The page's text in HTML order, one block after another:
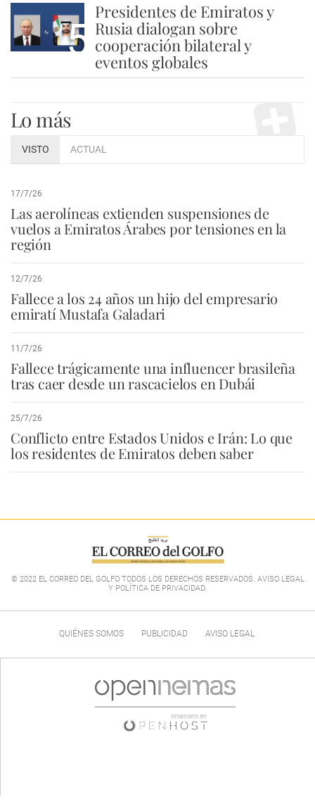
5
Presidentes de Emiratos y
Rusia dialogan sobre
cooperación bilateral y
eventos globales
Lo más
VISTO ACTUAL
17/7/26
Las aerolíneas extienden suspensiones de
vuelos a Emiratos Árabes por tensiones en la
región
12/7/26
Fallece a los 24 años un hijo del empresario
emiratí Mustafa Galadari
11/7/26
Fallece trágicamente una influencer brasileña
tras caer desde un rascacielos en Dubái
25/7/26
Conflicto entre Estados Unidos e Irán: Lo que
los residentes de Emiratos deben saber
© 2022 EL CORREO DEL GOLFO TODOS LOS DERECHOS RESERVADOS. AVISO LEGAL
Y POLÍTICA DE PRIVACIDAD.
QUIÉNES SOMOS PUBLICIDAD AVISO LEGAL